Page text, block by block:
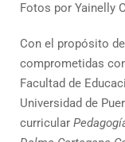
Fotos por Yainelly
Con el propósito
comprometidas
Facultad de
Universidad de
curricular